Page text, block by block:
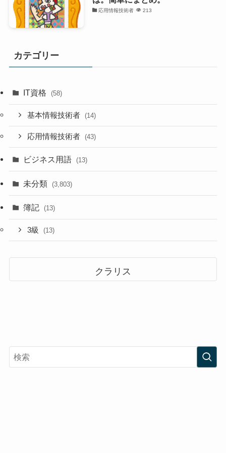
応用情報技術者 213
カテゴリー
IT資格 (58)
基本情報技術者 (14)
応用情報技術者 (43)
ビジネス用語 (13)
未分類 (3,803)
簿記 (13)
3級 (13)
クラリス